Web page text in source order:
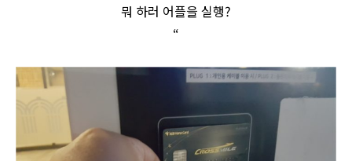
뭐 하러 어플을 실행?
“